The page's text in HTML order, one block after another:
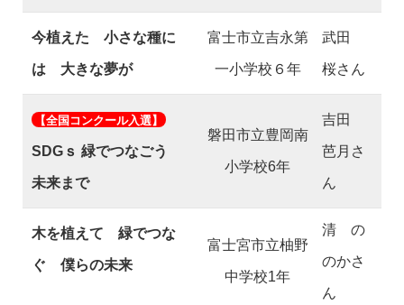
今植えた 小さな種に
は 大きな夢が
富士市立吉永第
一小学校６年
武田
桜さん
【全国コンクール入選】
SDGｓ 緑でつなごう
未来まで
磐田市立豊岡南
小学校6年
吉田
芭月さ
ん
木を植えて 緑でつな
ぐ 僕らの未来
富士宮市立柚野
中学校1年
清 の
のかさ
ん